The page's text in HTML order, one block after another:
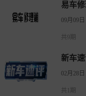
易车
09月09
共9期
新车
02月28
共1期